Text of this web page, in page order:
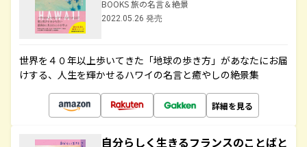
BOOKS 旅の名言＆絶景
2022.05.26 発売
世界を４０年以上歩いてきた「地球の歩き方」があなたにお届
けする、人生を輝かせるハワイの名言と癒やしの絶景集
詳細を見る
自分らしく生きるフランスのことばと